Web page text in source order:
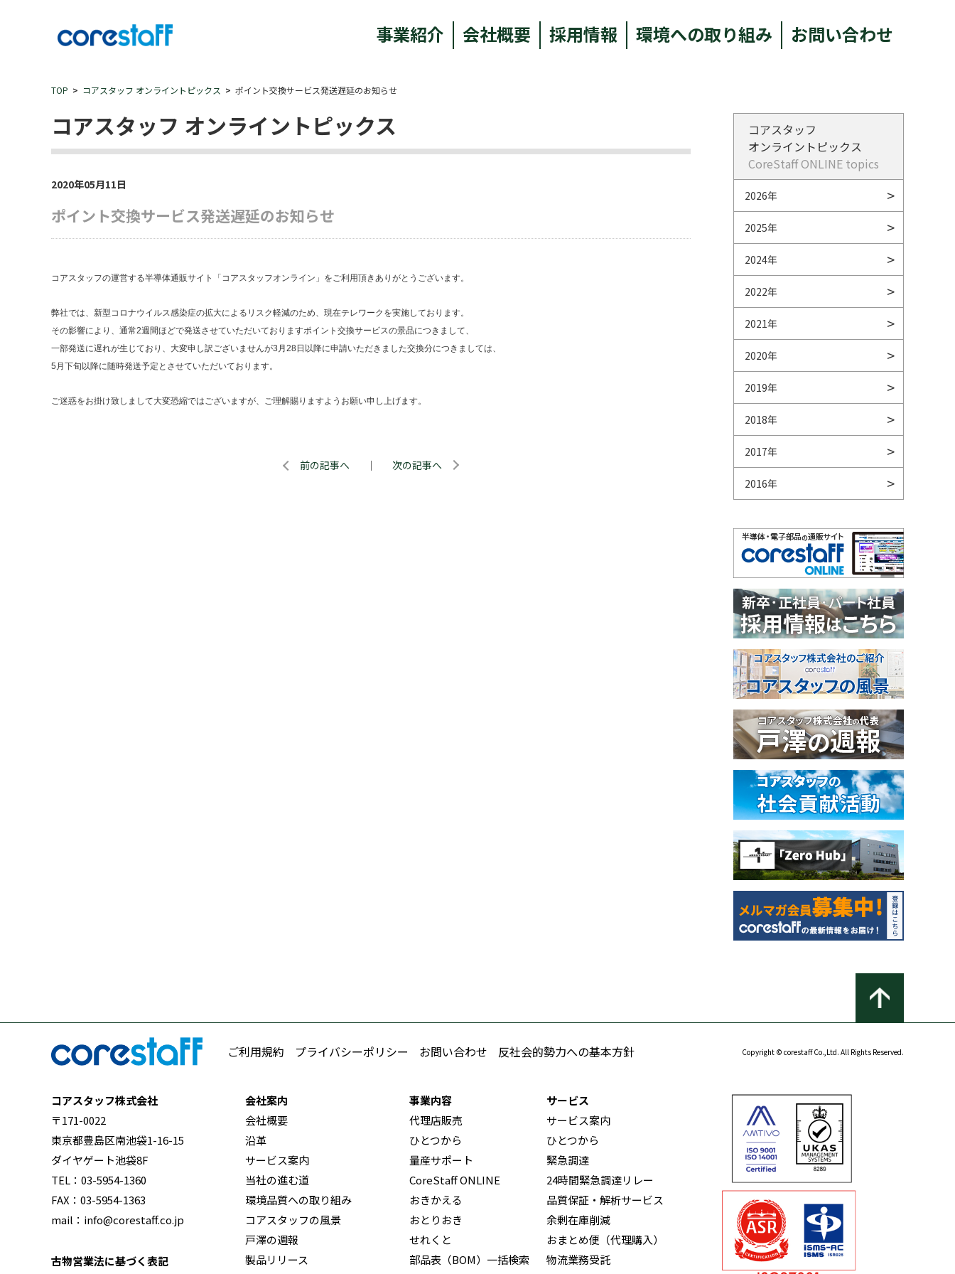
事業紹介 会社概要 採用情報 環境への取り組み お問い合わせ
TOP コアスタッフ オンライントピックス ポイント交換サービス発送遅延のお知らせ
コアスタッフ オンライントピックス
2020年05月11日
ポイント交換サービス発送遅延のお知らせ
コアスタッフの運営する半導体通販サイト「コアスタッフオンライン」をご利用頂きありがとうございます。
弊社では、新型コロナウイルス感染症の拡大によるリスク軽減のため、現在テレワークを実施しております。
その影響により、通常2週間ほどで発送させていただいておりますポイント交換サービスの景品につきまして、
一部発送に遅れが生じており、大変申し訳ございませんが3月28日以降に申請いただきました交換分につきましては、
5月下旬以降に随時発送予定とさせていただいております。
ご迷惑をお掛け致しまして大変恐縮ではございますが、ご理解賜りますようお願い申し上げます。
前の記事へ ｜ 次の記事へ
コアスタッフ
オンライントピックス
CoreStaff ONLINE topics
2026年
2025年
2024年
2022年
2021年
2020年
2019年
2018年
2017年
2016年
ご利用規約 プライバシーポリシー お問い合わせ 反社会的勢力への基本方針 Copyright © corestaff Co.,Ltd. All Rights Reserved.
コアスタッフ株式会社
〒171-0022
東京都豊島区南池袋1-16-15
ダイヤゲート池袋8F
TEL：03-5954-1360
FAX：03-5954-1363
mail：info@corestaff.co.jp
古物営業法に基づく表記
会社案内
会社概要
沿革
サービス案内
当社の進む道
環境品質への取り組み
コアスタッフの風景
戸澤の週報
製品リリース
事業内容
代理店販売
ひとつから
量産サポート
CoreStaff ONLINE
おきかえる
おとりおき
せれくと
部品表（BOM）一括検索
サービス
サービス案内
ひとつから
緊急調達
24時間緊急調達リレー
品質保証・解析サービス
余剰在庫削減
おまとめ便（代理購入）
物流業務受託